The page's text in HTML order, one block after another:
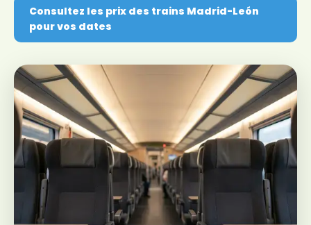
Consultez les prix des trains Madrid-León
pour vos dates